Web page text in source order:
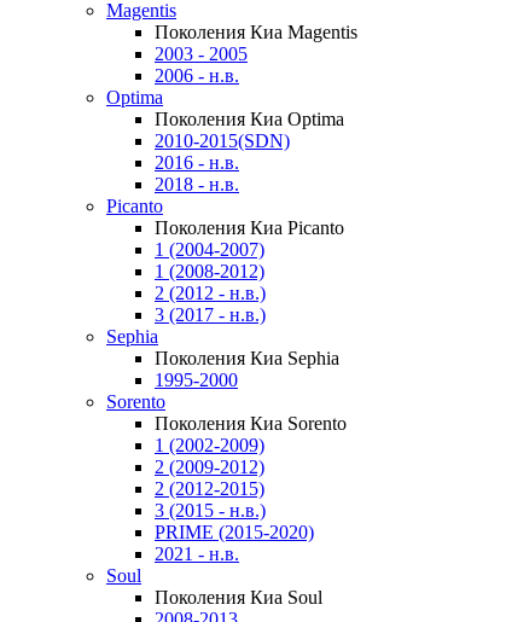
Magentis
Поколения Киа Magentis
2003 - 2005
2006 - н.в.
Optima
Поколения Киа Optima
2010-2015(SDN)
2016 - н.в.
2018 - н.в.
Picanto
Поколения Киа Picanto
1 (2004-2007)
1 (2008-2012)
2 (2012 - н.в.)
3 (2017 - н.в.)
Sephia
Поколения Киа Sephia
1995-2000
Sorento
Поколения Киа Sorento
1 (2002-2009)
2 (2009-2012)
2 (2012-2015)
3 (2015 - н.в.)
PRIME (2015-2020)
2021 - н.в.
Soul
Поколения Киа Soul